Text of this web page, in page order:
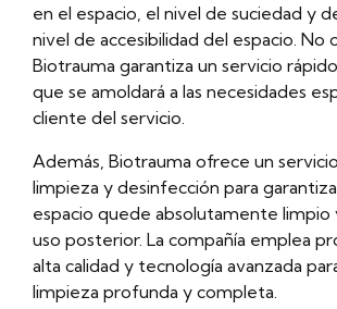
en el espacio, el nivel de suciedad y
nivel de accesibilidad del espacio. No
Biotrauma garantiza un servicio
que se amoldará a las necesidades
cliente del servicio.
Además, Biotrauma ofrece un
limpieza y desinfección para
espacio quede absolutamente limpio
uso posterior. La compañía emplea
alta calidad y tecnología avanzada
limpieza profunda y completa.